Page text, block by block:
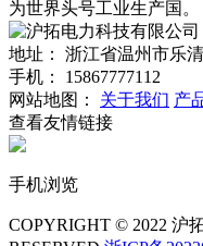
为世界头号工业生产国。
地址：
浙江省温州市乐
手机：
15867777112
网站地图：
关于我们 产
查看友情链接
手机浏览
COPYRIGHT © 2022 沪